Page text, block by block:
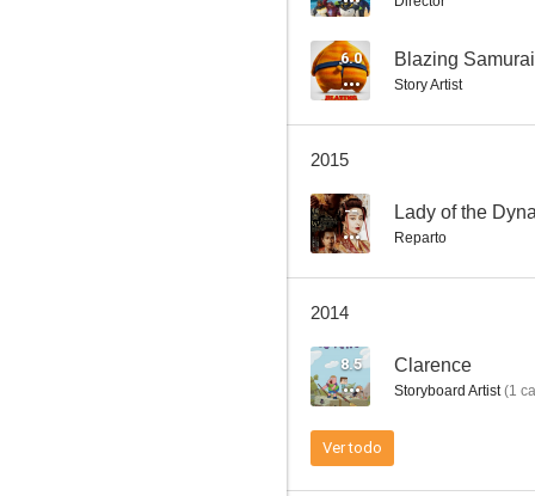
Needing You
--
6.0 Blazing Samurai
Story Artist
2015
-- Lady of the
Reparto
2014
8.5 Clarence
Storyboard Artist(1
Ver todo